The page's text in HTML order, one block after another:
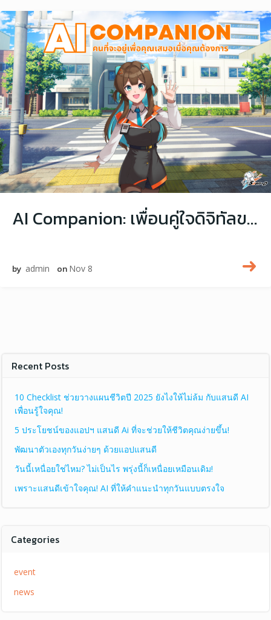
AI Companion: เพื่อนคู่ใจดิจิทัลของคนทำงานยุคใหม่
by admin on Nov 8
Recent Posts
10 Checklist ช่วยวางแผนชีวิตปี 2025 ยังไงให้ไม่ล้ม กับแสนดี AI
เพื่อนรู้ใจคุณ!
5 ประโยชน์ของแอปฯ แสนดี Ai ที่จะช่วยให้ชีวิตคุณง่ายขึ้น!
พัฒนาตัวเองทุกวันง่ายๆ ด้วยแอปแสนดี
วันนี้เหนื่อยใช่ไหม? ไม่เป็นไร พรุ่งนี้ก็เหนื่อยเหมือนเดิม!
เพราะแสนดีเข้าใจคุณ! AI ที่ให้คำแนะนำทุกวันแบบตรงใจ
Categories
event
news